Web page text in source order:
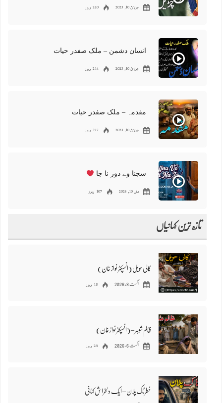
جولائ 10, 2023 220 ویوز
انسان دشمن – ملک صفدر حیات
جولائ 10, 2023 214 ویوز
مقدمہ – ملک صفدر حیات
جولائ 10, 2023 197 ویوز
سجنا وے دور نا جا
مئی 10, 2026 107 ویوز
تازہ ترین کہانیاں
کالی حویلی (انسپکٹر نواز خان)
اگست 8, 2026 15 ویوز
ظالم شوہر – (انسپکٹر نواز خان)
اگست 6, 2026 28 ویوز
خطرناک پلان – ایک دلخراش کہانی